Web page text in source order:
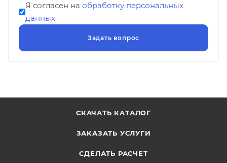
Я согласен на обработку персональных
данных
СКАЧАТЬ КАТАЛОГ
ЗАКАЗАТЬ УСЛУГИ
СДЕЛАТЬ РАСЧЕТ